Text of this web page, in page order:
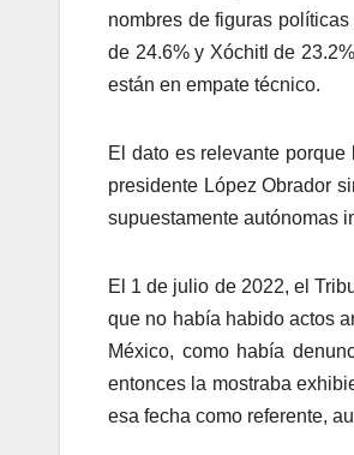
nombres de figuras
de 24.6% y Xóchitl de
están en empate técnico.
El dato es relevante
presidente López Obrador
supuestamente autónomas
El 1 de julio de 2022, el
que no había habido actos
México, como había
entonces la mostraba
esa fecha como referente,